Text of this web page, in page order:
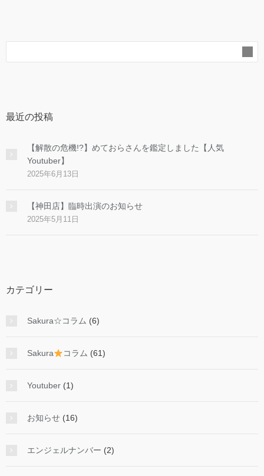
最近の投稿
【解散の危機!?】めておらさんを鑑定しました【人気
Youtuber】
2025年6月13日
【神田店】臨時出演のお知らせ
2025年5月11日
カテゴリー
Sakura☆コラム (6)
Sakura コラム (61)
Youtuber (1)
お知らせ (16)
エンジェルナンバー (2)